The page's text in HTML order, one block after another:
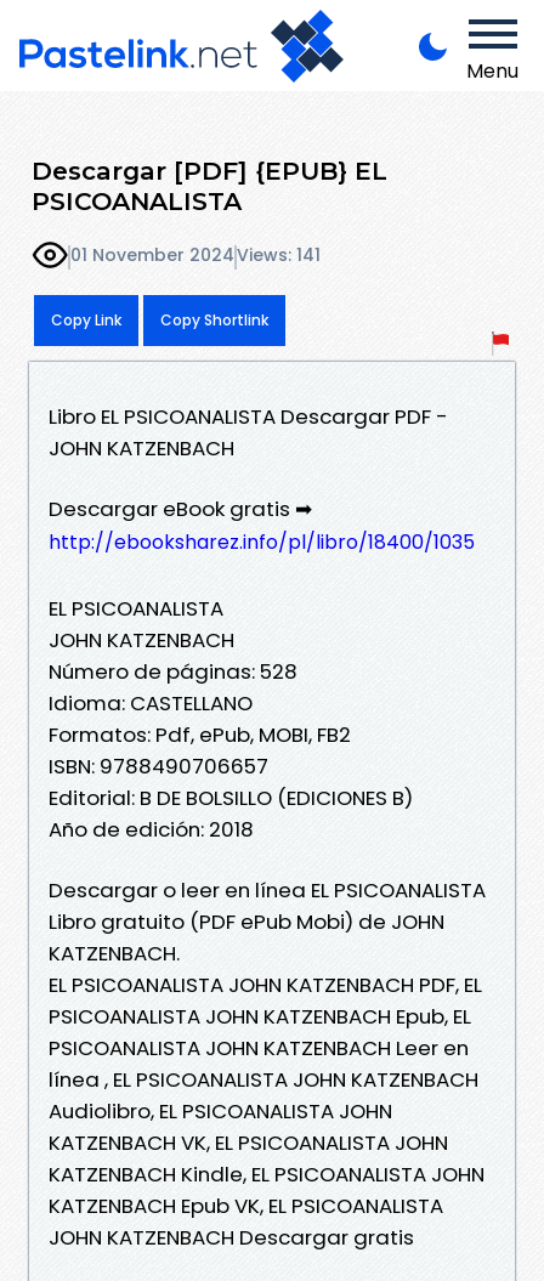
Menu
Descargar [PDF] {EPUB} EL
PSICOANALISTA
01 November 2024Views: 141
Copy Link Copy Shortlink
Libro EL PSICOANALISTA Descargar PDF -
JOHN KATZENBACH
Descargar eBook gratis ➡
http://ebooksharez.info/pl/libro/18400/1035
EL PSICOANALISTA
JOHN KATZENBACH
Número de páginas: 528
Idioma: CASTELLANO
Formatos: Pdf, ePub, MOBI, FB2
ISBN: 9788490706657
Editorial: B DE BOLSILLO (EDICIONES B)
Año de edición: 2018
Descargar o leer en línea EL PSICOANALISTA
Libro gratuito (PDF ePub Mobi) de JOHN
KATZENBACH.
EL PSICOANALISTA JOHN KATZENBACH PDF, EL
PSICOANALISTA JOHN KATZENBACH Epub, EL
PSICOANALISTA JOHN KATZENBACH Leer en
línea , EL PSICOANALISTA JOHN KATZENBACH
Audiolibro, EL PSICOANALISTA JOHN
KATZENBACH VK, EL PSICOANALISTA JOHN
KATZENBACH Kindle, EL PSICOANALISTA JOHN
KATZENBACH Epub VK, EL PSICOANALISTA
JOHN KATZENBACH Descargar gratis